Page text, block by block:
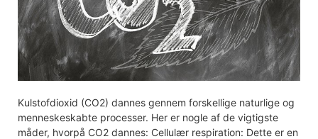
Kulstofdioxid (CO2) dannes gennem forskellige naturlige og
menneskeskabte processer. Her er nogle af de vigtigste
måder, hvorpå CO2 dannes: Cellulær respiration: Dette er en